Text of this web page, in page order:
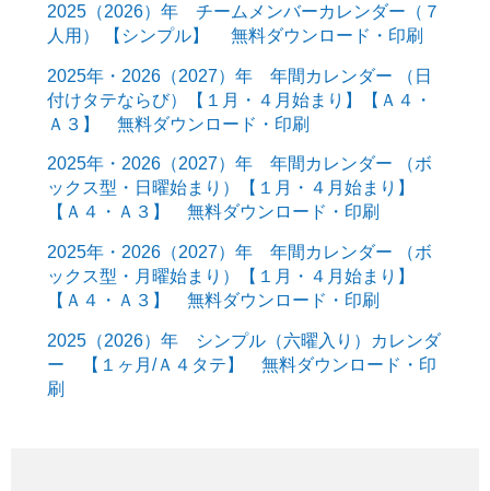
2025（2026）年 チームメンバーカレンダー（７
人用） 【シンプル】 無料ダウンロード・印刷
2025年・2026（2027）年 年間カレンダー （日
付けタテならび）【１月・４月始まり】【Ａ４・
Ａ３】 無料ダウンロード・印刷
2025年・2026（2027）年 年間カレンダー （ボ
ックス型・日曜始まり）【１月・４月始まり】
【Ａ４・Ａ３】 無料ダウンロード・印刷
2025年・2026（2027）年 年間カレンダー （ボ
ックス型・月曜始まり）【１月・４月始まり】
【Ａ４・Ａ３】 無料ダウンロード・印刷
2025（2026）年 シンプル（六曜入り）カレンダ
ー 【１ヶ月/Ａ４タテ】 無料ダウンロード・印
刷